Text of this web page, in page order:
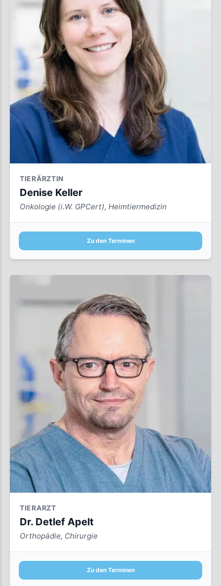
TIERÄRZTIN
Denise Keller
Onkologie (i.W. GPCert), Heimtiermedizin
Zu den Terminen
TIERARZT
Dr. Detlef Apelt
Orthopädie, Chirurgie
Zu den Terminen